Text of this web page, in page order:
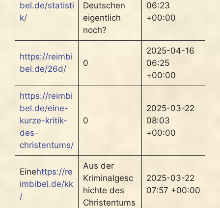
bel.de/statisti
k/
Deutschen
eigentlich
noch?
06:23
+00:00
https://reimbi
bel.de/26d/
0
2025-04-16
06:25
+00:00
https://reimbi
bel.de/eine-
kurze-kritik-
des-
christentums/
0
2025-03-22
08:03
+00:00
Einehttps://re
imbibel.de/kk
/
Aus der
Kriminalgesc
hichte des
Christentums
2025-03-22
07:57 +00:00